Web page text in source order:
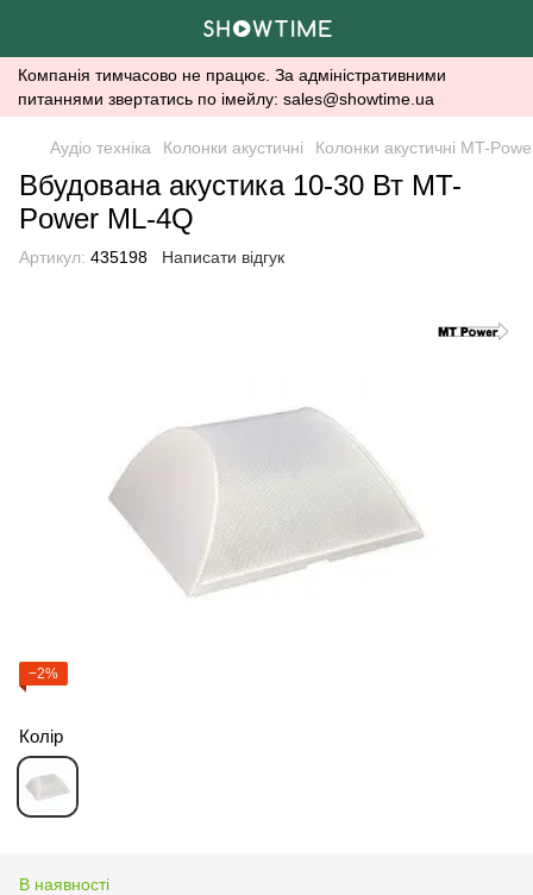
Компанія тимчасово не працює. За адміністративними
питаннями звертатись по імейлу: sales@showtime.ua
Аудіо техніка Колонки акустичні Колонки акустичні MT-
Вбудована акустика 10-30 Вт MT-
Power ML-4Q
Артикул: 435198 Написати відгук
−2%
Колір
В наявності